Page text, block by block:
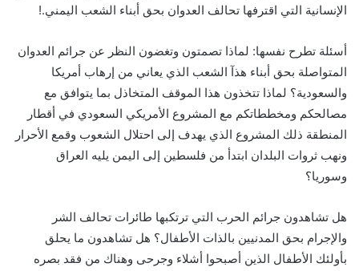
الإنسانية التي اقترفها تحالف العدوان بحق أبناء الشعب اليمني.!
أسئلة تطرح نفسها: لماذا تصمتون وتغضون النظر عن جرائم العدوان
المتواصلة بحق أبناء هذآ الشعب الذي يعاني من إرهاب أمريكا
والسعودية؟ لماذا تتخذون هذا الموقف المتخاذل بما يتوافق مع
مصالحكم ومخططاتكم مع المشروع الأمريكي السعودي في أقطار
المنطقة ذلك المشروع الذي يهدف إلى احتلال الشعوب وقمع الأحرار
ونهب ثروات البلدان ابتدأ من فلسطين إلى اليمن يليه العراق
وسوريا؟
هل تشاهدون جرائم الحرب التي ترتكبها طائرات تحالف الشر
والإجرام بحق المدنيين بالذات الأطفال؟ هل تشاهدون ما يحلق
بأولئك الأطفال الذين أصبحوا أشلاء وجرحى وهناك من فقد بصره